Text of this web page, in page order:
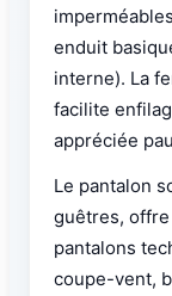
enduit
interne). La
facilite
appréciée
Le pantalon
guêtres,
pantalons
coupe-vent,